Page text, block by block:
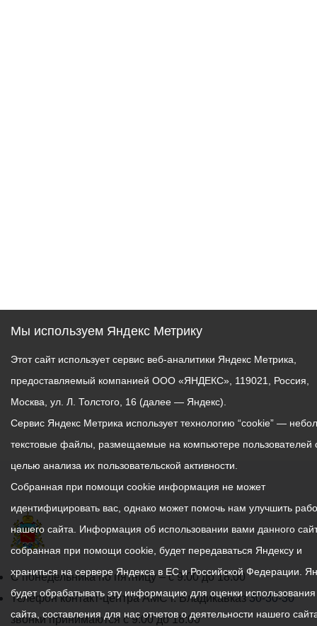
итогам судебного акта.
В частности, АМС г.
Владикавказа готова
рассмотреть заявление об
уточнении земельного
необходимом самому
обратиться с заявлением
для проведения данной
процедуры.
будет рассмотреть
возможность мирного
урегулирования вопроса
График
работы
администрации
С понедельника по пятницу – с 9.00 до 18.00
Телефон контакт-центра АМС г. Владикавказ30-30-30
звонки принимаются с 9:00 до 18:00
Мы используем Яндекс Метрику
Этот сайт использует сервис веб-аналитики Яндекс Метрика,
предоставляемый компанией ООО «ЯНДЕКС», 119021, Россия,
Москва, ул. Л. Толстого, 16 (далее — Яндекс).
Сервис Яндекс Метрика использует технологию “cookie” —
текстовые файлы, размещаемые на компьютере пользователей
целью анализа их пользовательской активности.
Собранная при помощи cookie информация не может
идентифицировать вас, однако может помочь нам улучшить
нашего сайта. Информация об использовании вами данного
собранная при помощи cookie, будет передаваться Яндексу и
храниться на сервере Яндекса в ЕС и Российской Федерации.
будет обрабатывать эту информацию для оценки
сайта, составления для нас отчетов о деятельности нашего